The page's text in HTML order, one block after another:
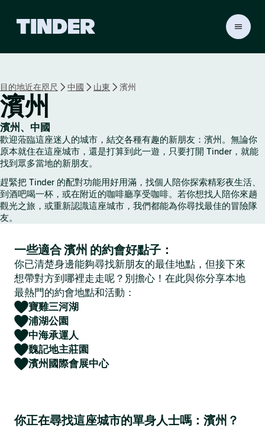
r
目的地近在咫尺 中國 山東 濱州
濱州
濱州、中國
歡迎蒞臨這座迷人的城市，結交各種有趣的新朋友：濱州。無論你
原本就住在這座城市，還是打算到此一遊，只要打開 Tinder，就能
找到眾多當地的新朋友。
趕緊把 Tinder 的配對功能用好用滿，找個人陪你探索精彩夜生活、
到酒吧喝一杯，或在附近的咖啡廳享受咖啡。若你想找人陪你來趟
觀光之旅，或重新認識這座城市，我們都能為你尋找最佳的冒險隊
友。
一些適合 濱州 的約會好點子：
你已清楚身邊能夠尋找新朋友的最佳地點，但接下來
想帶對方到哪裡走走呢？別擔心！在此與你分享本地
最熱門的約會地點和活動：
寶雞三河湖
浦湖公園
中海承運人
魏記地主莊園
濱州國際會展中心
你正在尋找這座城市的單身人士嗎：濱州？